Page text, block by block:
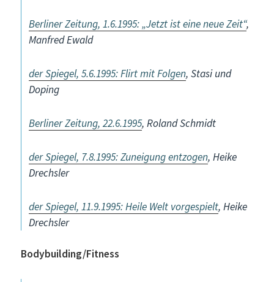
Berliner Zeitung, 1.6.1995: „Jetzt ist eine neue Zeit“,
Manfred Ewald
der Spiegel, 5.6.1995: Flirt mit Folgen, Stasi und
Doping
Berliner Zeitung, 22.6.1995, Roland Schmidt
der Spiegel, 7.8.1995: Zuneigung entzogen, Heike
Drechsler
der Spiegel, 11.9.1995: Heile Welt vorgespielt, Heike
Drechsler
Bodybuilding/Fitness